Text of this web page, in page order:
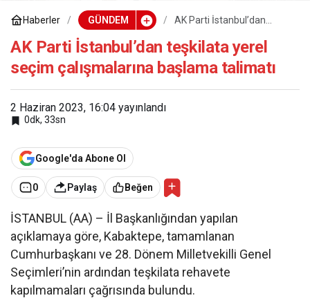
Haberler GÜNDEM
AK Parti İstanbul’dan
çalışmalarına başlama
talimatı
AK Parti İstanbul’dan teşkilata yerel
seçim çalışmalarına başlama talimatı
2 Haziran 2023, 16:04 yayınlandı
0dk, 33sn
Google'da Abone Ol
0 Paylaş Beğen
İSTANBUL (AA) – İl Başkanlığından yapılan
açıklamaya göre, Kabaktepe, tamamlanan
Cumhurbaşkanı ve 28. Dönem Milletvekilli Genel
Seçimleri’nin ardından teşkilata rehavete
kapılmamaları çağrısında bulundu.